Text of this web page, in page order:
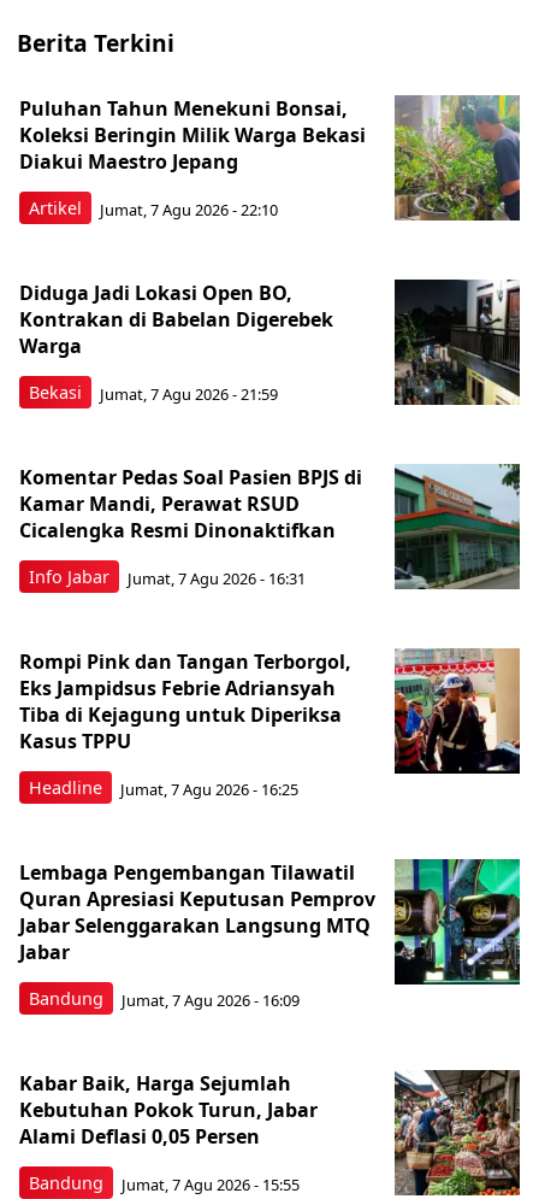
Berita Terkini
Artikel
Puluhan Tahun Menekuni Bonsai,
Koleksi Beringin Milik Warga Bekasi
Diakui Maestro Jepang
Jumat, 7 Agu 2026 - 22:10
Bekasi
Diduga Jadi Lokasi Open BO,
Kontrakan di Babelan Digerebek
Warga
Jumat, 7 Agu 2026 - 21:59
Info Jabar
Komentar Pedas Soal Pasien BPJS di
Kamar Mandi, Perawat RSUD
Cicalengka Resmi Dinonaktifkan
Jumat, 7 Agu 2026 - 16:31
Headline
Rompi Pink dan Tangan Terborgol,
Eks Jampidsus Febrie Adriansyah
Tiba di Kejagung untuk Diperiksa
Kasus TPPU
Jumat, 7 Agu 2026 - 16:25
Bandung
Lembaga Pengembangan Tilawatil
Quran Apresiasi Keputusan Pemprov
Jabar Selenggarakan Langsung MTQ
Jabar
Jumat, 7 Agu 2026 - 16:09
Bandung
Kabar Baik, Harga Sejumlah
Kebutuhan Pokok Turun, Jabar
Alami Deflasi 0,05 Persen
Jumat, 7 Agu 2026 - 15:55